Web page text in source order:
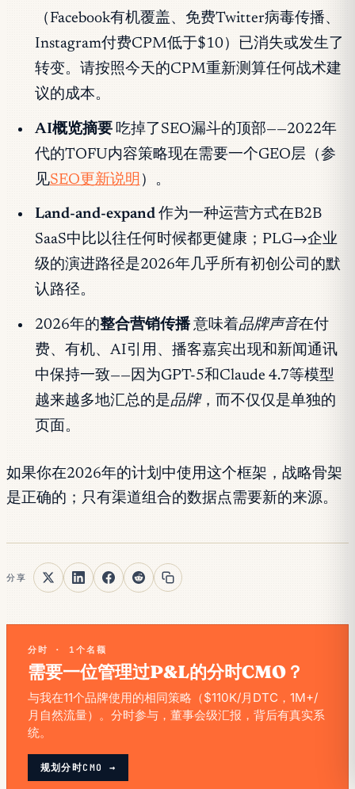
（Facebook有机覆盖、免费Twitter病毒传播、
Instagram付费CPM低于$10）已消失或发生了
转变。请按照今天的CPM重新测算任何战术建
议的成本。
AI概览摘要 吃掉了SEO漏斗的顶部——2022年
代的TOFU内容策略现在需要一个GEO层（参
见SEO更新说明 ）。
Land-and-expand 作为一种运营方式在B2B
SaaS中比以往任何时候都更健康；PLG→企业
级的演进路径是2026年几乎所有初创公司的默
认路径。
2026年的整合营销传播 意味着品牌声音在付
费、有机、AI引用、播客嘉宾出现和新闻通讯
中保持一致——因为GPT-5和Claude 4.7等模型
越来越多地汇总的是品牌，而不仅仅是单独的
页面。
如果你在2026年的计划中使用这个框架，战略骨架
是正确的；只有渠道组合的数据点需要新的来源。
分享
分时 · 1个名额
需要一位管理过P&L的分时CMO？
与我在11个品牌使用的相同策略（$110K/月DTC，1M+/
月自然流量）。分时参与，董事会级汇报，背后有真实系
统。
规划分时CMO →